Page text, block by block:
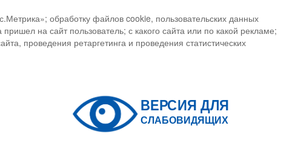
обработку файлов cookie, пользовательских данных
на сайт пользователь; с какого сайта или по какой рекламе;
проведения ретаргетинга и проведения статистических